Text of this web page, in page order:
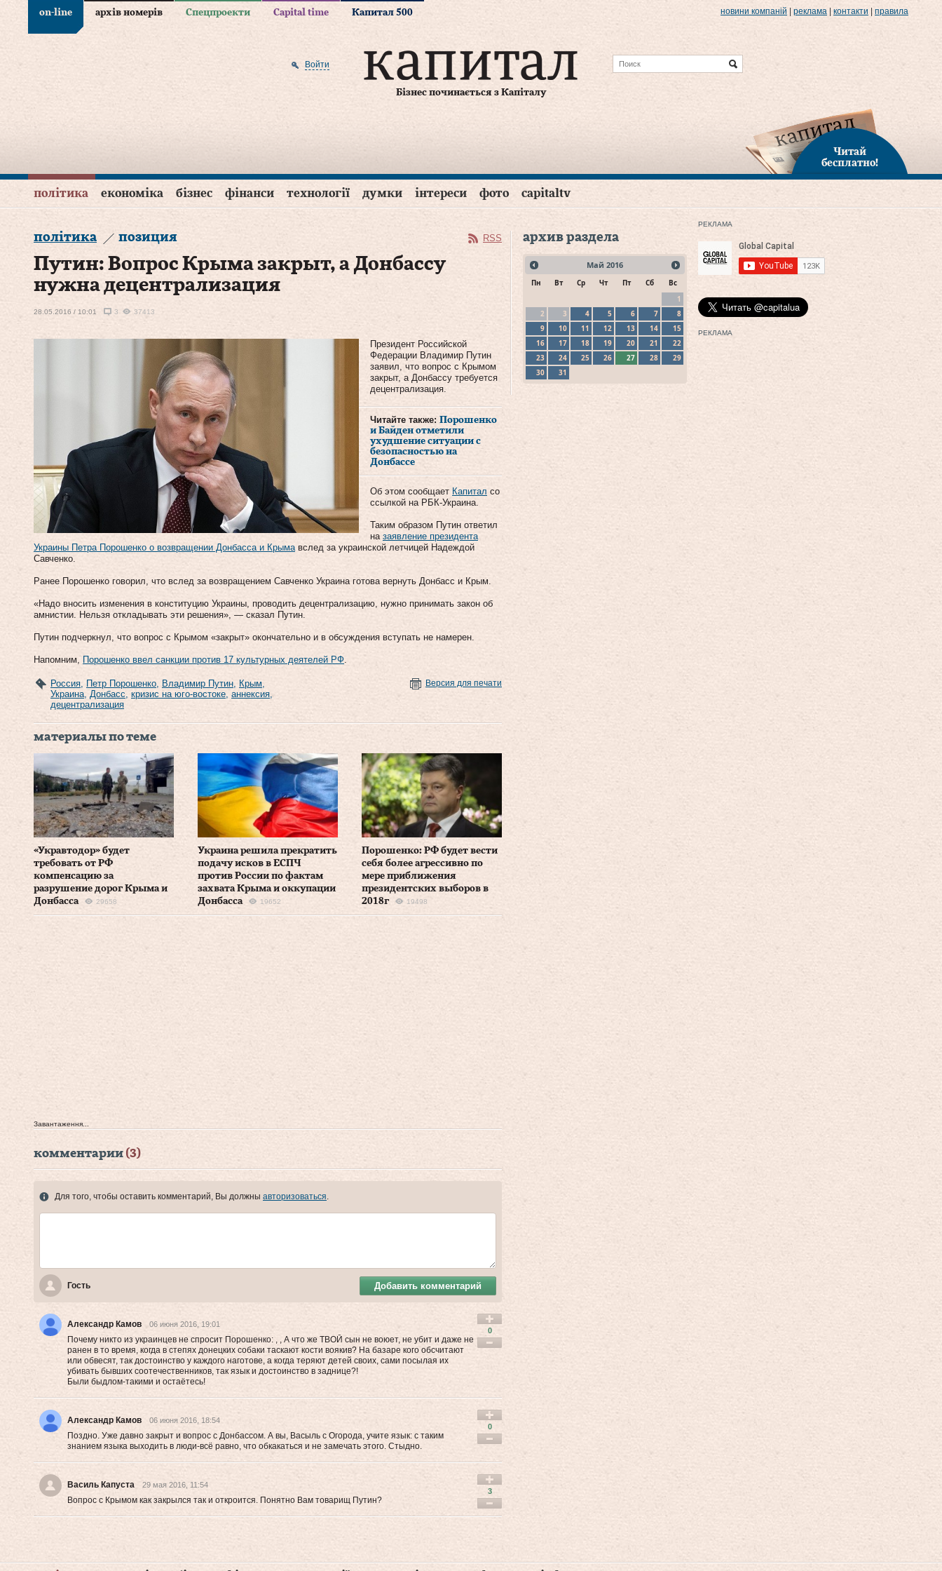
on-line архів номерів Спецпроекти Capital time Капитал 500 новини компаній реклама контакти правила
Бізнес починається з Капіталу
Войти
Читай
бесплатно!
політика економіка бізнес фінанси технології думки інтереси фото capitaltv
політика позиция RSS
Путин: Вопрос Крыма закрыт, а Донбассу
нужна децентрализация
28.05.2016 / 10:01 3 37413
Президент Российской
Федерации Владимир Путин
заявил, что вопрос с Крымом
закрыт, а Донбассу требуется
децентрализация.
Читайте также: Порошенко
и Байден отметили
ухудшение ситуации с
безопасностью на
Донбассе
Об этом сообщает Капитал со
ссылкой на РБК-Украина.
Таким образом Путин ответил
на заявление президента
Украины Петра Порошенко о возвращении Донбасса и Крымавслед за украинской летчицей Надеждой
Савченко.
Ранее Порошенко говорил, что вслед за возвращением Савченко Украина готова вернуть Донбасс и Крым.
«Надо вносить изменения в конституцию Украины, проводить децентрализацию, нужно принимать закон об
амнистии. Нельзя откладывать эти решения», — сказал Путин.
Путин подчеркнул, что вопрос с Крымом «закрыт» окончательно и в обсуждения вступать не намерен.
Напомним, Порошенко ввел санкции против 17 культурных деятелей РФ.
Россия, Петр Порошенко, Владимир Путин, Крым,
Украина, Донбасс, кризис на юго-востоке, аннексия,
децентрализация
Версия для печати
материалы по теме
«Укравтодор» будет
требовать от РФ
компенсацию за
разрушение дорог Крыма и
Донбасса
29658
Украина решила прекратить
подачу исков в ЕСПЧ
против России по фактам
захвата Крыма и оккупации
Донбасса
19652
Порошенко: РФ будет вести
себя более агрессивно по
мере приближения
президентских выборов в
2018г
19498
Завантаження...
комментарии (3)
Для того, чтобы оставить комментарий, Вы должны авторизоваться.
Гость Добавить комментарий
Александр Камов 06 июня 2016, 19:01
Почему никто из украинцев не спросит Порошенко: , , А что же ТВОЙ сын не воюет, не убит и даже не
ранен в то время, когда в степях донецких собаки таскают кости воякив? На базаре кого обсчитают
или обвесят, так достоинство у каждого наготове, а когда теряют детей своих, сами посылая их
убивать бывших соотечественников, так язык и достоинство в заднице?!
Были быдлом-такими и остаётесь!
0
Александр Камов 06 июня 2016, 18:54
Поздно. Уже давно закрыт и вопрос с Донбассом. А вы, Васыль с Огорода, учите язык: с таким
знанием языка выходить в люди-всё равно, что обкакаться и не замечать этого. Стыдно.
0
Василь Капуста 29 мая 2016, 11:54
Вопрос с Крымом как закрылся так и откроится. Понятно Вам товарищ Путин?
3
архив раздела
Май 2016
Пн Вт Ср Чт Пт Сб
Вс
1
2
3 4 5 6 7
8
9
10 11 12 13 14
15
16
17 18 19 20 21
22
23
24 25 26 27 28
29
30
31
РЕКЛАМА
РЕКЛАМА